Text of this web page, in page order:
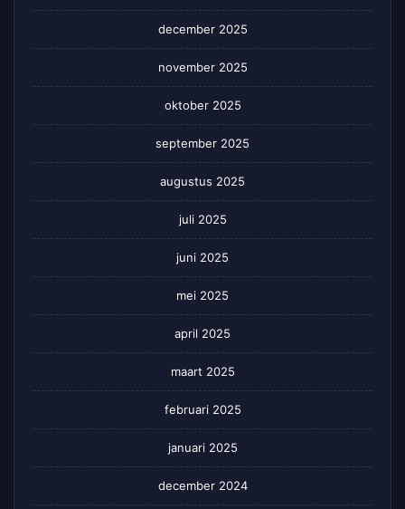
december 2025
november 2025
oktober 2025
september 2025
augustus 2025
juli 2025
juni 2025
mei 2025
april 2025
maart 2025
februari 2025
januari 2025
december 2024